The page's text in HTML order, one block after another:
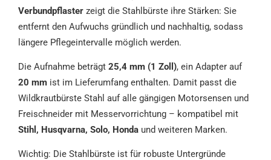
Verbundpflaster zeigt die Stahlbürste ihre Stärken: Sie
entfernt den Aufwuchs gründlich und nachhaltig, sodass
längere Pflegeintervalle möglich werden.
Die Aufnahme beträgt 25,4 mm (1 Zoll), ein Adapter auf
20 mm ist im Lieferumfang enthalten. Damit passt die
Wildkrautbürste Stahl auf alle gängigen Motorsensen und
Freischneider mit Messervorrichtung – kompatibel mit
Stihl, Husqvarna, Solo, Honda und weiteren Marken.
Wichtig: Die Stahlbürste ist für robuste Untergründe